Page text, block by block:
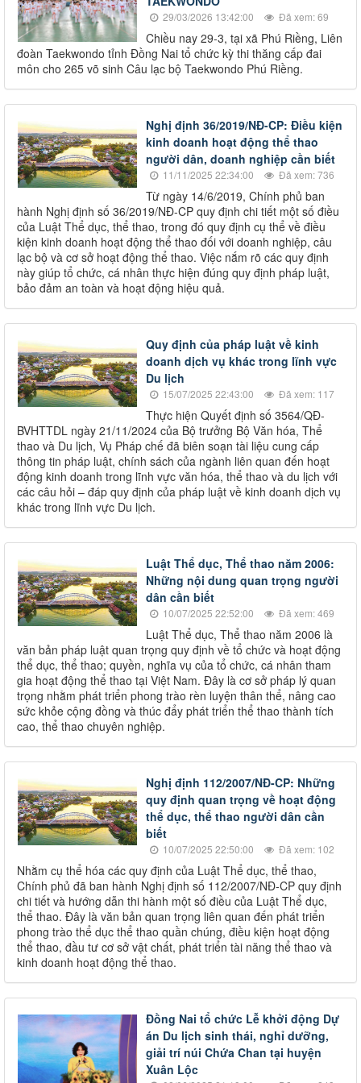
29/03/2026 13:42:00 Đã xem: 69
Chiều nay 29-3, tại xã Phú Riềng, Liên
đoàn Taekwondo tỉnh Đồng Nai tổ chức kỳ thi thăng cấp đai
môn cho 265 võ sinh Câu lạc bộ Taekwondo Phú Riềng.
Nghị định 36/2019/NĐ-CP: Điều kiện
kinh doanh hoạt động thể thao
người dân, doanh nghiệp cần biết
11/11/2025 22:34:00 Đã xem: 736
Từ ngày 14/6/2019, Chính phủ ban
hành Nghị định số 36/2019/NĐ-CP quy định chi tiết một số điều
của Luật Thể dục, thể thao, trong đó quy định cụ thể về điều
kiện kinh doanh hoạt động thể thao đối với doanh nghiệp, câu
lạc bộ và cơ sở hoạt động thể thao. Việc nắm rõ các quy định
này giúp tổ chức, cá nhân thực hiện đúng quy định pháp luật,
bảo đảm an toàn và hoạt động hiệu quả.
Quy định của pháp luật về kinh
doanh dịch vụ khác trong lĩnh vực
Du lịch
15/07/2025 22:43:00 Đã xem: 117
Thực hiện Quyết định số 3564/QĐ-
BVHTTDL ngày 21/11/2024 của Bộ trưởng Bộ Văn hóa, Thể
thao và Du lịch, Vụ Pháp chế đã biên soạn tài liệu cung cấp
thông tin pháp luật, chính sách của ngành liên quan đến hoạt
động kinh doanh trong lĩnh vực văn hóa, thể thao và du lịch với
các câu hỏi – đáp quy định của pháp luật về kinh doanh dịch vụ
khác trong lĩnh vực Du lịch.
Luật Thể dục, Thể thao năm 2006:
Những nội dung quan trọng người
dân cần biết
10/07/2025 22:52:00 Đã xem: 469
Luật Thể dục, Thể thao năm 2006 là
văn bản pháp luật quan trọng quy định về tổ chức và hoạt động
thể dục, thể thao; quyền, nghĩa vụ của tổ chức, cá nhân tham
gia hoạt động thể thao tại Việt Nam. Đây là cơ sở pháp lý quan
trọng nhằm phát triển phong trào rèn luyện thân thể, nâng cao
sức khỏe cộng đồng và thúc đẩy phát triển thể thao thành tích
cao, thể thao chuyên nghiệp.
Nghị định 112/2007/NĐ-CP: Những
quy định quan trọng về hoạt động
thể dục, thể thao người dân cần
biết
10/07/2025 22:50:00 Đã xem: 102
Nhằm cụ thể hóa các quy định của Luật Thể dục, thể thao,
Chính phủ đã ban hành Nghị định số 112/2007/NĐ-CP quy định
chi tiết và hướng dẫn thi hành một số điều của Luật Thể dục,
thể thao. Đây là văn bản quan trọng liên quan đến phát triển
phong trào thể dục thể thao quần chúng, điều kiện hoạt động
thể thao, đầu tư cơ sở vật chất, phát triển tài năng thể thao và
kinh doanh hoạt động thể thao.
Đồng Nai tổ chức Lễ khởi động Dự
án Du lịch sinh thái, nghỉ dưỡng,
giải trí núi Chứa Chan tại huyện
Xuân Lộc